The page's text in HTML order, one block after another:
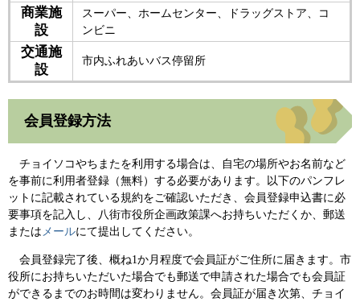
商業施
設
スーパー、ホームセンター、ドラッグストア、コ
ンビニ
交通施
設
市内ふれあいバス停留所
会員登録方法
チョイソコやちまたを利用する場合は、自宅の場所やお名前など
を事前に利用者登録（無料）する必要があります。以下のパンフレ
ットに記載されている規約をご確認いただき、会員登録申込書に必
要事項を記入し、八街市役所企画政策課へお持ちいただくか、郵送
または メールにて提出してください。
会員登録完了後、概ね1か月程度で会員証がご住所に届きます。市
役所にお持ちいただいた場合でも郵送で申請された場合でも会員証
ができるまでのお時間は変わりません。会員証が届き次第、チョイ